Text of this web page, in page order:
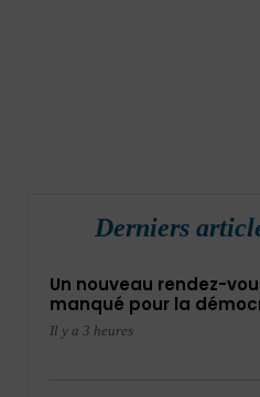
Derniers
Un nouveau rendez-
manqué pour la
Il y a 3 heures